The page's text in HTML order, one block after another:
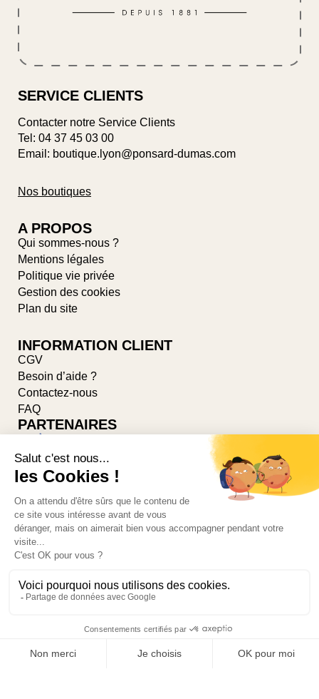
SERVICE CLIENTS
Contacter notre Service Clients
Tel: 04 37 45 03 00
Email: boutique.lyon@ponsard-dumas.com
Nos boutiques
A PROPOS
Qui sommes-nous ?
Mentions légales
Politique vie privée
Gestion des cookies
Plan du site
INFORMATION CLIENT
CGV
Besoin d’aide ?
Contactez-nous
FAQ
PARTENAIRES
Suivez-nous sur les réseaux